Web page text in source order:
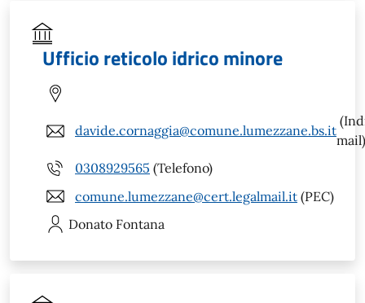
Ufficio reticolo idrico minore
davide.cornaggia@comune.lumezzane.bs.it
mail)
0308929565 (Telefono)
comune.lumezzane@cert.legalmail.it (PEC)
Donato Fontana